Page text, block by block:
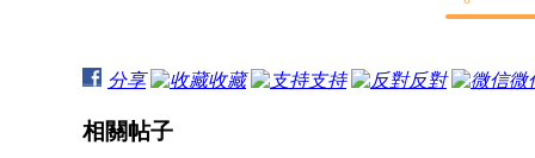
分享 收藏 支持 反對 微
相關帖子